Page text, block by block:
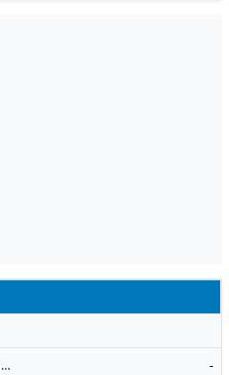
Germany 40 / DAX Prognose -